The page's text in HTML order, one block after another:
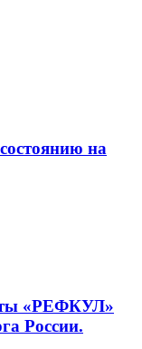
на
«РЕФКУЛ»
России.